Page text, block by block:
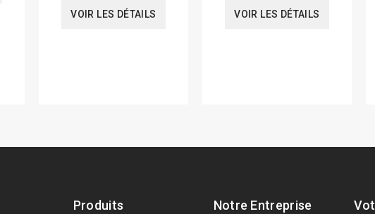
VOIR LES DÉTAILS VOIR LES DÉTAILS
Produits Notre Entreprise